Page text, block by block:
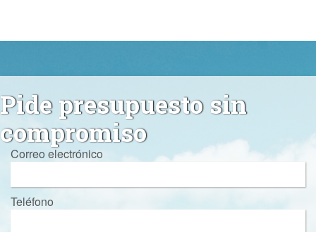
Pide presupuesto sin
compromiso
Correo electrónico
Teléfono